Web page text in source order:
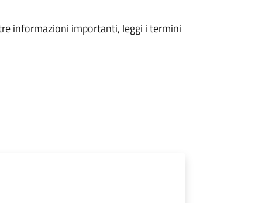
informazioni importanti, leggi i termini